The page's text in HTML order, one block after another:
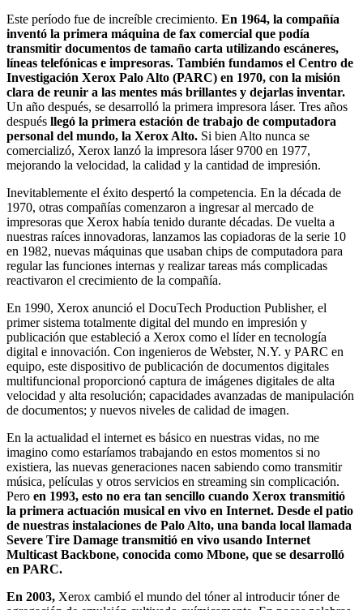
Este período fue de increíble crecimiento. En 1964, la compañía
inventó la primera máquina de fax comercial que podía
transmitir documentos de tamaño carta utilizando escáneres,
líneas telefónicas e impresoras. También fundamos el Centro de
Investigación Xerox Palo Alto (PARC) en 1970, con la misión
clara de reunir a las mentes más brillantes y dejarlas inventar.
Un año después, se desarrolló la primera impresora láser. Tres años
después llegó la primera estación de trabajo de computadora
personal del mundo, la Xerox Alto. Si bien Alto nunca se
comercializó, Xerox lanzó la impresora láser 9700 en 1977,
mejorando la velocidad, la calidad y la cantidad de impresión.
Inevitablemente el éxito despertó la competencia. En la década de
1970, otras compañías comenzaron a ingresar al mercado de
impresoras que Xerox había tenido durante décadas. De vuelta a
nuestras raíces innovadoras, lanzamos las copiadoras de la serie 10
en 1982, nuevas máquinas que usaban chips de computadora para
regular las funciones internas y realizar tareas más complicadas
reactivaron el crecimiento de la compañía.
En 1990, Xerox anunció el DocuTech Production Publisher, el
primer sistema totalmente digital del mundo en impresión y
publicación que estableció a Xerox como el líder en tecnología
digital e innovación. Con ingenieros de Webster, N.Y. y PARC en
equipo, este dispositivo de publicación de documentos digitales
multifuncional proporcionó captura de imágenes digitales de alta
velocidad y alta resolución; capacidades avanzadas de manipulación
de documentos; y nuevos niveles de calidad de imagen.
En la actualidad el internet es básico en nuestras vidas, no me
imagino como estaríamos trabajando en estos momentos si no
existiera, las nuevas generaciones nacen sabiendo como transmitir
música, películas y otros servicios en streaming sin complicación.
Pero en 1993, esto no era tan sencillo cuando Xerox transmitió
la primera actuación musical en vivo en Internet. Desde el patio
de nuestras instalaciones de Palo Alto, una banda local llamada
Severe Tire Damage transmitió en vivo usando Internet
Multicast Backbone, conocida como Mbone, que se desarrolló
en PARC.
En 2003, Xerox cambió el mundo del tóner al introducir tóner de